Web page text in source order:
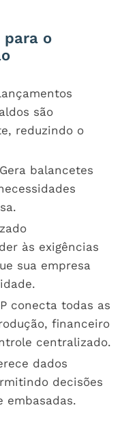
para o
são
reduzindo o
balancetes
às exigências
sua empresa
conecta todas as
financeiro
centralizado.
dados
decisões
embasadas.